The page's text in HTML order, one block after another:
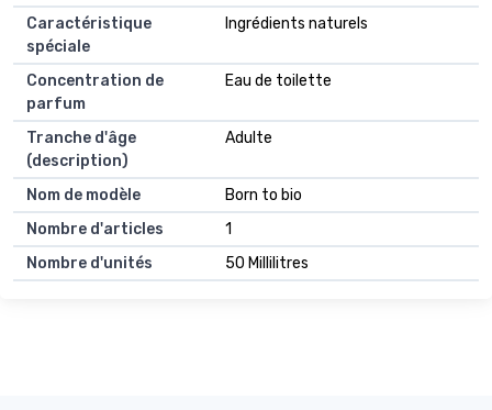
Caractéristique
spéciale
Ingrédients naturels
Concentration de
parfum
Eau de toilette
Tranche d'âge
(description)
Adulte
Nom de modèle
Born to bio
Nombre d'articles
1
Nombre d'unités
50 Millilitres